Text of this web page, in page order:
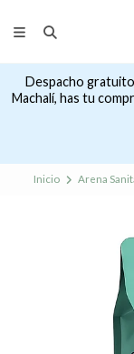
Despacho
Machalí, has tu
Inicio Arena